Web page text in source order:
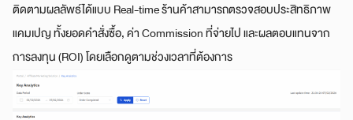
ติดตามผลลัพธ์ได้แบบ Real-time ร้านค้าสามารถตรวจสอบประสิทธิภาพ
แคมเปญ ทั้งยอดคำสั่งซื้อ, ค่า Commission ที่จ่ายไป และผลตอบแทนจาก
การลงทุน (ROI) โดยเลือกดูตามช่วงเวลาที่ต้องการ